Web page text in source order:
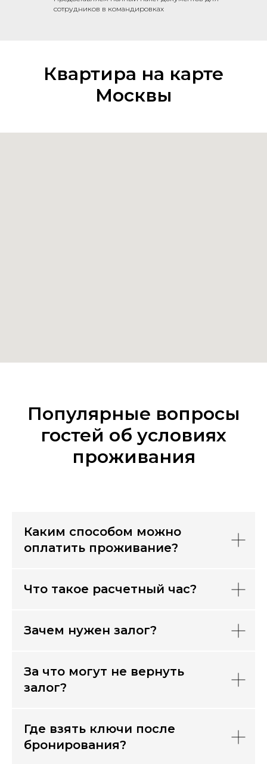
сотрудников в командировках
Квартира на карте
Москвы
Популярные вопросы
гостей об условиях
проживания
Каким способом можно
оплатить проживание?
Что такое расчетный час?
Зачем нужен залог?
За что могут не вернуть
залог?
Где взять ключи после
бронирования?